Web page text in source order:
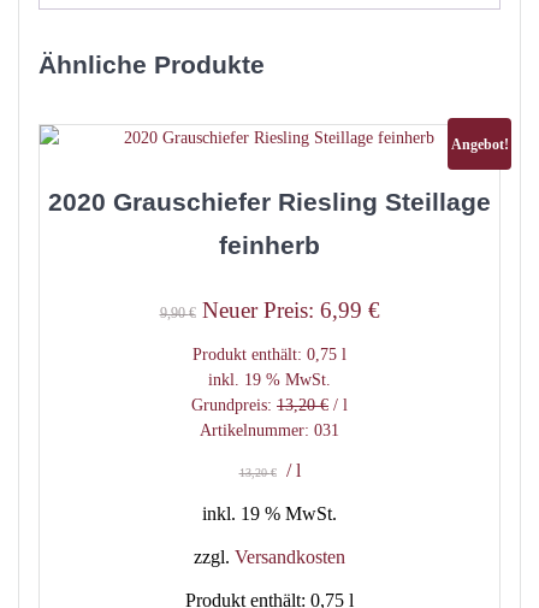
Ähnliche Produkte
Angebot!
2020 Grauschiefer Riesling Steillage
feinherb
9,90€ Ursprünglicher
Preis
war:
9,90 €
Neuer Preis: 6,99 €Aktueller
Produkt enthält: 0,75 l
inkl. 19 % MwSt.
Grundpreis: 13,20€ / l
Artikelnummer: 031
13,20€ /l
inkl. 19 % MwSt.
zzgl. Versandkosten
Produkt enthält: 0,75 l